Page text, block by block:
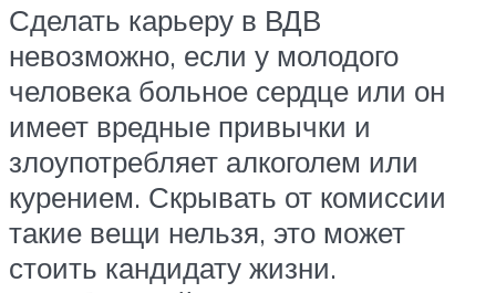
Сделать карьеру в ВДВ
невозможно, если у молодого
человека больное сердце или он
имеет вредные привычки и
злоупотребляет алкоголем или
курением. Скрывать от комиссии
такие вещи нельзя, это может
стоить кандидату жизни.